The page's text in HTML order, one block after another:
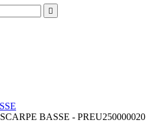

BASSE - PREU250000020